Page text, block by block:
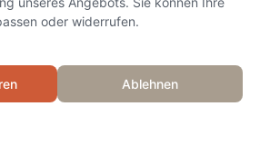
/ IID 8389 / SWIFT
Sparkasse
oder widerrufen.
Ablehnen